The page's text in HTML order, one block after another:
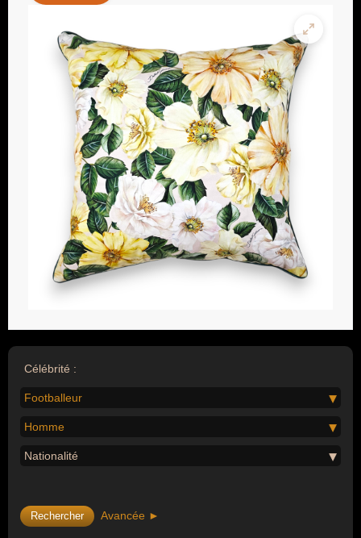
Célébrité :
Footballeur
Homme
Nationalité
Avancée ►